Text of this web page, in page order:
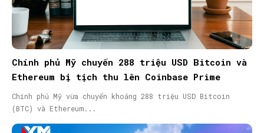
Chính phủ Mỹ chuyển 288 triệu USD Bitcoin và
Ethereum bị tịch thu lên Coinbase Prime
Chính phủ Mỹ vừa chuyển khoảng 288 triệu USD Bitcoin
(BTC) và Ethereum...